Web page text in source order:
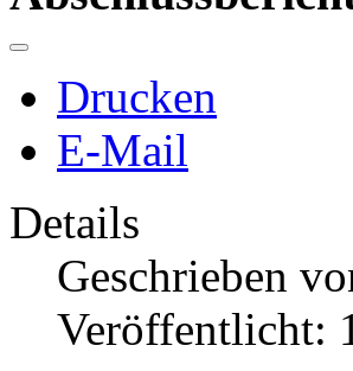
Drucken
E-Mail
Details
Geschrieben
Veröffentlicht: